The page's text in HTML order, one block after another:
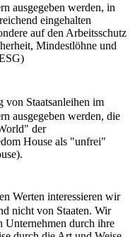
ausgegeben werden, in
eingehalten
auf den Arbeitsschutz
Mindestlöhne und
Staatsanleihen im
ausgegeben werden, die
der
House als "unfrei"
Werten interessieren wir
nicht von Staaten. Wir
Unternehmen durch ihre